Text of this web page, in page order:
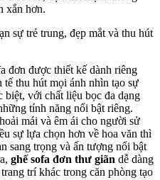
xắn hơn.
sự trẻ trung, đẹp mắt và thu hút
đơn được thiết kế dành riêng
thu hút mọi ánh nhìn tạo sự
với chất liệu bọc đa dạng
tính năng nổi bật riêng.
mái và êm ái cho người sử
sự lựa chọn hơn về hoa văn thì
sang trọng và ấn tượng nổi bật
ghế sofa đơn thư giãn dễ dàng
trí khác trong căn phòng tạo